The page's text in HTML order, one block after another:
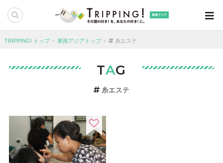
東南アジア
TRIPPING! トップ 東南アジアトップ 糸エステ
TAG
糸エステ